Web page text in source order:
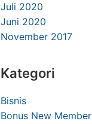
Juli 2020
Juni 2020
November 2017
Kategori
Bisnis
Bonus New Member